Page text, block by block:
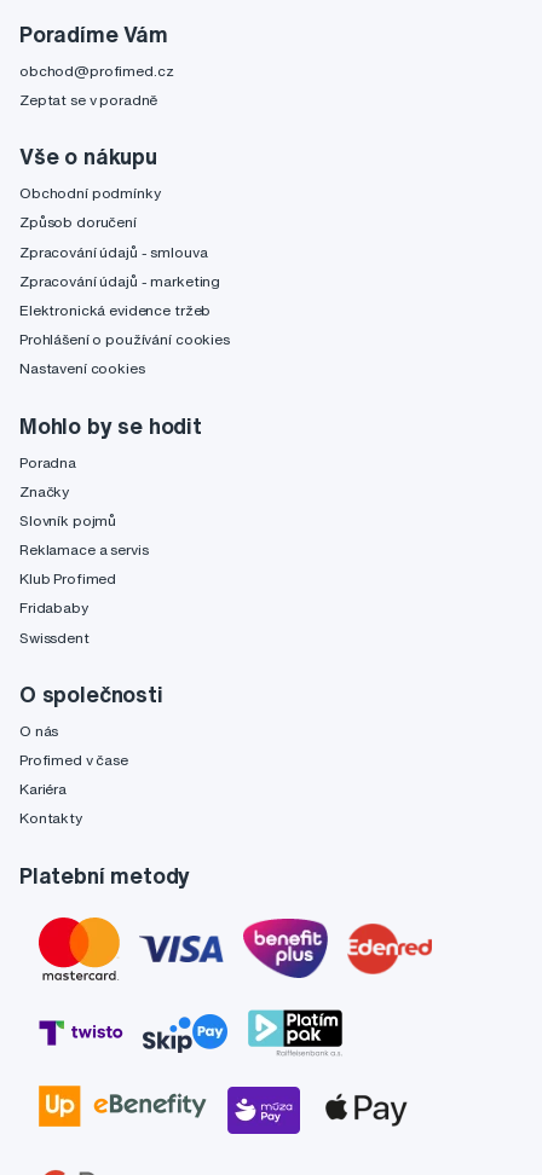
Poradíme Vám
obchod@profimed.cz
Zeptat se v poradně
Vše o nákupu
Obchodní podmínky
Způsob doručení
Zpracování údajů - smlouva
Zpracování údajů - marketing
Elektronická evidence tržeb
Prohlášení o používání cookies
Nastavení cookies
Mohlo by se hodit
Poradna
Značky
Slovník pojmů
Reklamace a servis
Klub Profimed
Fridababy
Swissdent
O společnosti
O nás
Profimed v čase
Kariéra
Kontakty
Platební metody